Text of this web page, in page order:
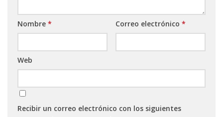
Nombre * Correo electrónico *
Web
Recibir un correo electrónico con los siguientes